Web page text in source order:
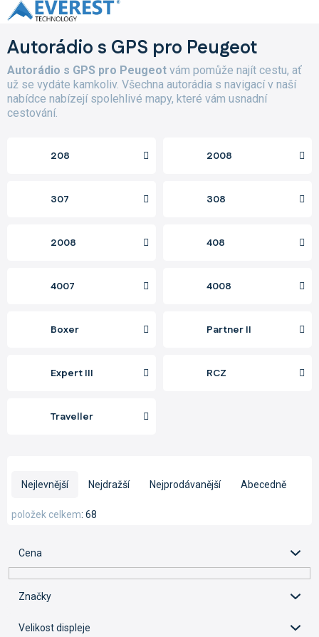
Přejít
na
Autorádio s GPS pro Peugeot
Autorádio s GPS pro Peugeot vám pomůže najít cestu, ať
už se vydáte kamkoliv. Všechna autorádia s navigací v naší
nabídce nabízejí spolehlivé mapy, které vám usnadní
cestování.
208 2008
307 308
2008 408
4007 4008
Boxer Partner II
Expert III RCZ
Traveller
e
r
u
Nejlevnější Nejdražší Nejprodávanější Abecedně
68
položek celkem
Cena
Značky
Velikost displeje